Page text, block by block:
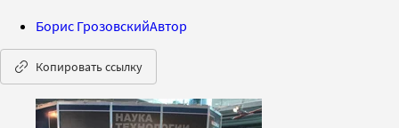
Борис ГрозовскийАвтор
Копировать ссылку